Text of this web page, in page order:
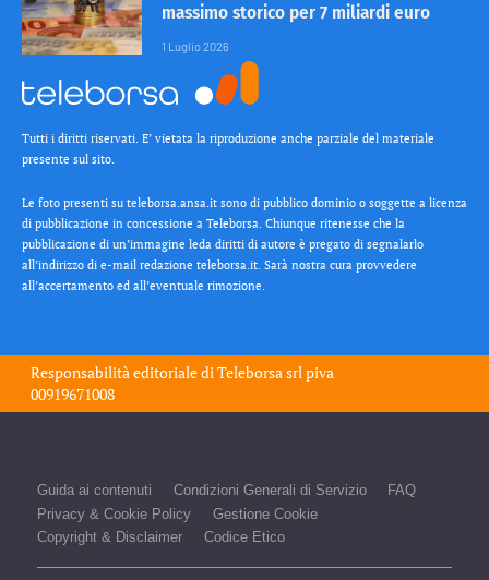
massimo storico per 7 miliardi euro
1 Luglio 2026
Tutti i diritti riservati. E’ vietata la riproduzione anche parziale del materiale
presente sul sito.
Le foto presenti su teleborsa.ansa.it sono di pubblico dominio o soggette a licenza
di pubblicazione in concessione a Teleborsa. Chiunque ritenesse che la
pubblicazione di un’immagine leda diritti di autore è pregato di segnalarlo
all’indirizzo di e-mail redazione teleborsa.it. Sarà nostra cura provvedere
all’accertamento ed all’eventuale rimozione.
Responsabilità editoriale diTeleborsa srlpiva
00919671008
Guida ai contenuti Condizioni Generali di Servizio
FAQ
Privacy & Cookie Policy
Gestione Cookie
Copyright & Disclaimer
Codice Etico